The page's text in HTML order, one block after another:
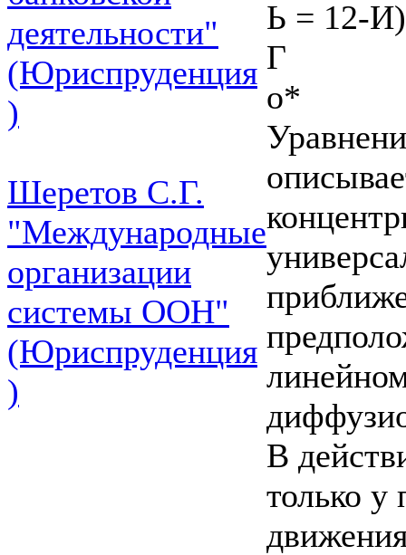
деятельности"
(Юриспруденция
)
Шеретов С.Г.
"Международные
организации
системы ООН"
(Юриспруденция
)
Ь = 12-И)
Г
о*
В
только у